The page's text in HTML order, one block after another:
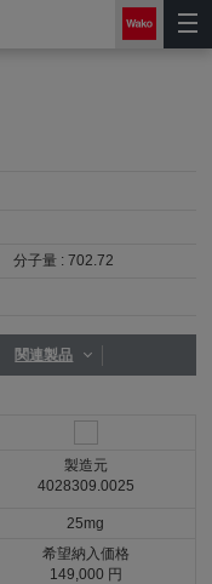
分子量 :702.72
関連製品
製造元
4028309.0025
25mg
希望納入価格
149,000 円